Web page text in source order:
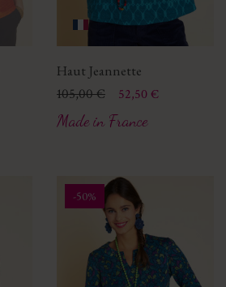
Haut Jeannette
Prix
Prix de base
105,00 € 52,50 €
Made in France
-50%